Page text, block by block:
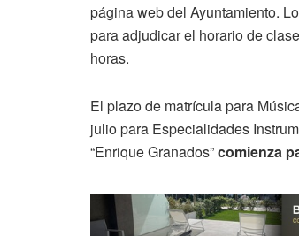
página web del Ayuntamiento.
para adjudicar el horario de
horas.
El plazo de matrícula para
julio para Especialidades
“Enrique Granados”comienza